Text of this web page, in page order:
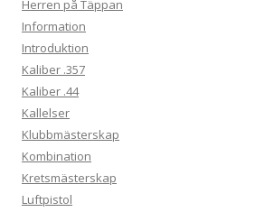
Herren på Täppan
Information
Introduktion
Kaliber .357
Kaliber .44
Kallelser
Klubbmästerskap
Kombination
Kretsmästerskap
Luftpistol